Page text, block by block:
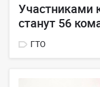
Участниками
станут 56
ГТО